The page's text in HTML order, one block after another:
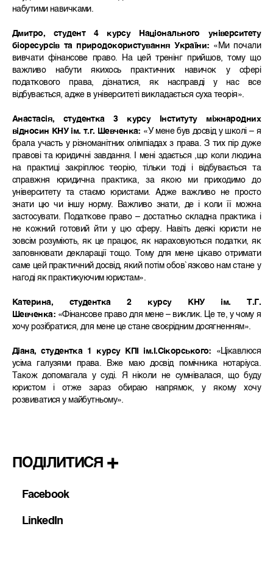
набутими навичками.
Дмитро, студент 4 курсу Національного університету
біоресурсів та природокористування України: «Ми почали
вивчати фінансове право. На цей тренінг прийшов, тому що
важливо набути якихось практичних навичок у сфері
податкового права, дізнатися, як насправді у нас все
відбувається, адже в університеті викладається суха теорія».
Анастасія, студентка 3 курсу Інституту міжнародних
відносин КНУ ім. т.г. Шевченка: «У мене був досвід у школі – я
брала участь у різноманітних олімпіадах з права. З тих пір дуже
правові та юридичні завдання. І мені здається ,що коли людина
на практиці закріплює теорію, тільки тоді і відбувається та
справжня юридична практика, за якою ми приходимо до
університету та стаємо юристами. Адже важливо не просто
знати цю чи іншу норму. Важливо знати, де і коли її можна
застосувати. Податкове право – достатньо складна практика і
не кожний готовий йти у цю сферу. Навіть деякі юристи не
зовсім розуміють, як це працює, як нараховуються податки, як
заповнювати декларації тощо. Тому для мене цікаво отримати
саме цей практичний досвід, який потім обов`язково нам стане у
нагоді як практикуючим юристам».
Катерина, студентка 2 курсу КНУ ім. Т.Г.
Шевченка:«Фінансове право для мене – виклик. Це те, у чому я
хочу розібратися, для мене це стане своєрідним досягненням».
Діана, студентка 1 курсу КПІ ім.І.Сікорського: «Цікавлюся
усіма галузями права. Вже маю досвід помічника нотаріуса.
Також допомагала у суді. Я ніколи не сумнівалася, що буду
юристом і отже зараз обираю напрямок, у якому хочу
розвиватися у майбутньому».
ПОДІЛИТИСЯ
Facebook
LinkedIn